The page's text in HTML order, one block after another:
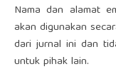
Nama dan alamat
akan digunakan
dari jurnal ini dan
untuk pihak lain.